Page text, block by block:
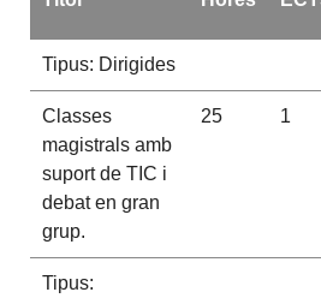
Tipus: Dirigides
Classes
magistrals amb
suport de TIC i
debat en gran
grup.
25 1
Tipus: